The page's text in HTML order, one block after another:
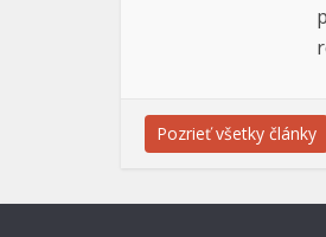
Pozrieť všetky články